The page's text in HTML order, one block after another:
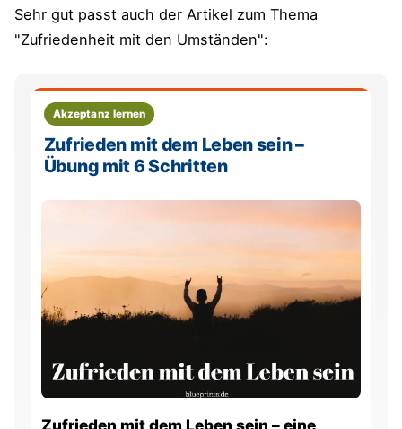
Sehr gut passt auch der Artikel zum Thema
"Zufriedenheit mit den Umständen":
Akzeptanz lernen
Zufrieden mit dem Leben sein –
Übung mit 6 Schritten
Zufrieden mit dem Leben sein – eine